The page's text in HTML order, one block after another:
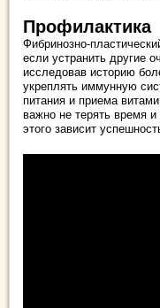
Профилактика
Фибринозно-
если устранить другие
исследовав историю
укреплять иммунную
питания и приема
важно не терять время и
этого зависит